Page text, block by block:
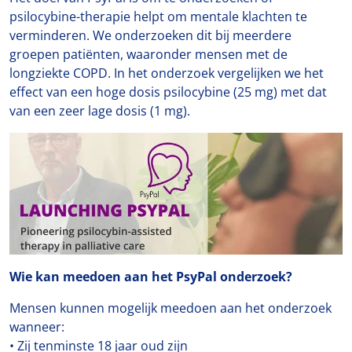
psilocybine-therapie helpt om mentale klachten te
verminderen. We onderzoeken dit bij meerdere
groepen patiënten, waaronder mensen met de
longziekte COPD. In het onderzoek vergelijken we het
effect van een hoge dosis psilocybine (25 mg) met dat
van een zeer lage dosis (1 mg).
Wie kan meedoen aan het PsyPal onderzoek?
Mensen kunnen mogelijk meedoen aan het onderzoek
wanneer:
• Zij tenminste 18 jaar oud zijn